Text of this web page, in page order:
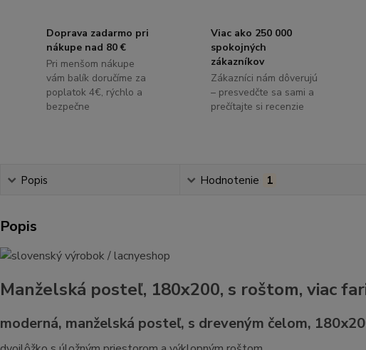
Doprava zadarmo pri
nákupe nad 80 €
Pri menšom nákupe
vám balík doručíme za
poplatok 4€, rýchlo a
bezpečne
Viac ako 250 000
spokojných
zákazníkov
Zákazníci nám dôverujú
– presvedčte sa sami a
prečítajte si recenzie
Popis Hodnotenie 1
Popis
Manželská posteľ, 180x200, s roštom, viac
moderná, manželská posteľ, s dreveným čelom,